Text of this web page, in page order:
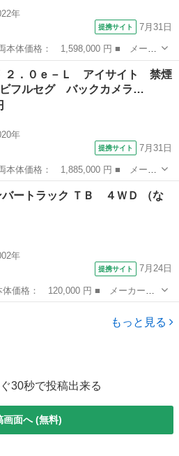
年
提携サイト 7月31日
ンプレッサＧ４ ■ グレード名：
止装置 アルミ キーレススター
２．０ｅ－Ｌ アイサイト 禁煙
フルセグ バックカメラ…
年
提携サイト 7月31日
Ｖ ■ グレード名： ２．０ｅ－
ビフルセグ バックカメラ ＬＥＤ
サ
バートラック ＴＢ ４ＷＤ （な
年
提携サイト 7月24日
ートラック ■ グレード名： Ｔ
■ ドア枚数： 2D ■ ミッション：
もっと見る
30秒で投稿出来る
画面へ (無料)